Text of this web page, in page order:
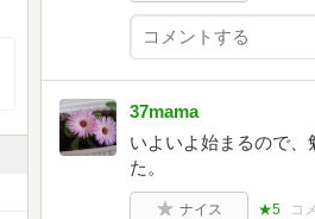
37mama
いよいよ始まるので
た。
ナイス ★5 コ